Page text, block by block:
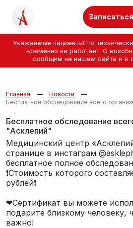
Уважаемые пациенты! По
временно не работает. О
сообщим на нашем сайте и в
Главная
Новости
Бесплатное обследование всего
Бесплатное обследование
"Асклепий"
Медицинский центр
странице в инстаграм
бесплатное полное
❗Стоимость которого
рублей❗
❤Сертификат вы можете
подарите близкому человеку,
важно!